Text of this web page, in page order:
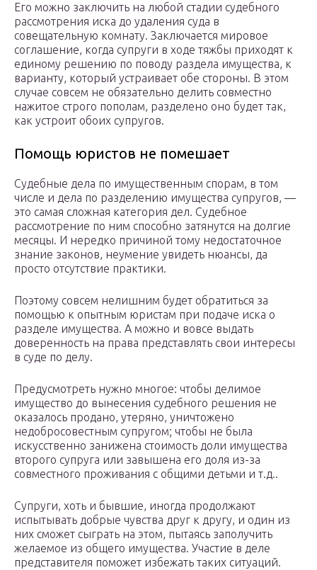
Его можно заключить на любой стадии судебного
рассмотрения иска до удаления суда в
совещательную комнату. Заключается мировое
соглашение, когда супруги в ходе тяжбы приходят к
единому решению по поводу раздела имущества, к
варианту, который устраивает обе стороны. В этом
случае совсем не обязательно делить совместно
нажитое строго пополам, разделено оно будет так,
как устроит обоих супругов.
Помощь юристов не помешает
Судебные дела по имущественным спорам, в том
числе и дела по разделению имущества супругов, —
это самая сложная категория дел. Судебное
рассмотрение по ним способно затянутся на долгие
месяцы. И нередко причиной тому недостаточное
знание законов, неумение увидеть нюансы, да
просто отсутствие практики.
Поэтому совсем нелишним будет обратиться за
помощью к опытным юристам при подаче иска о
разделе имущества. А можно и вовсе выдать
доверенность на права представлять свои интересы
в суде по делу.
Предусмотреть нужно многое: чтобы делимое
имущество до вынесения судебного решения не
оказалось продано, утеряно, уничтожено
недобросовестным супругом; чтобы не была
искусственно занижена стоимость доли имущества
второго супруга или завышена его доля из-за
совместного проживания с общими детьми и т.д..
Супруги, хоть и бывшие, иногда продолжают
испытывать добрые чувства друг к другу, и один из
них сможет сыграть на этом, пытаясь заполучить
желаемое из общего имущества. Участие в деле
представителя поможет избежать таких ситуаций.